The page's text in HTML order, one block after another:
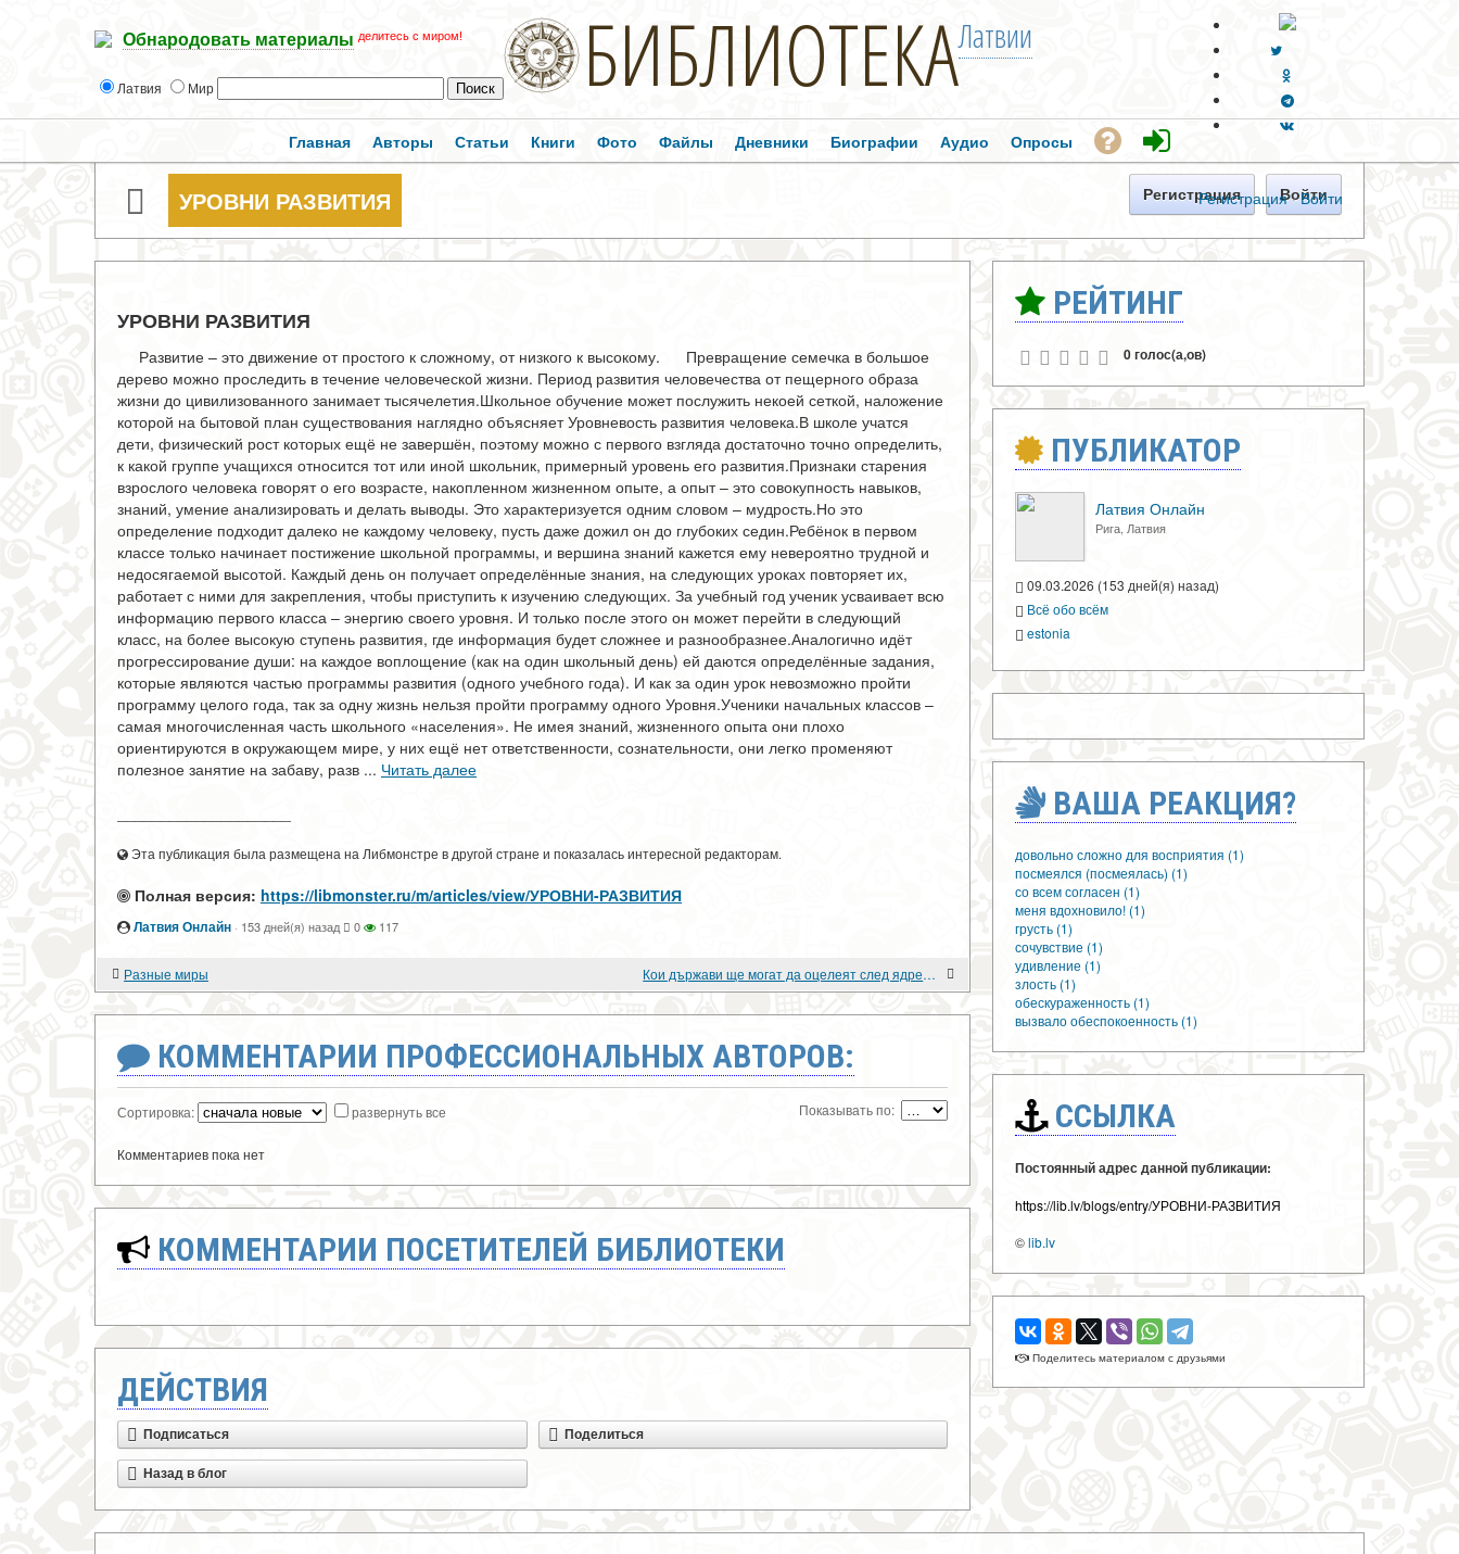
Обнародовать материалы делитесь с миром!
Латвия Мир БИБЛИОТЕКАЛатвии
Регистрация · Войти
Главная Авторы Статьи Книги Фото Файлы Дневники Биографии Аудио Опросы
УРОВНИ РАЗВИТИЯ Регистрация Войти
УРОВНИ РАЗВИТИЯ
Развитие – это движение от простого к сложному, от низкого к высокому. Превращение семечка в большое
дерево можно проследить в течение человеческой жизни. Период развития человечества от пещерного образа
жизни до цивилизованного занимает тысячелетия.Школьное обучение может послужить некоей сеткой, наложение
которой на бытовой план существования наглядно объясняет Уровневость развития человека.В школе учатся
дети, физический рост которых ещё не завершён, поэтому можно с первого взгляда достаточно точно определить,
к какой группе учащихся относится тот или иной школьник, примерный уровень его развития.Признаки старения
взрослого человека говорят о его возрасте, накопленном жизненном опыте, а опыт – это совокупность навыков,
знаний, умение анализировать и делать выводы. Это характеризуется одним словом – мудрость.Но это
определение подходит далеко не каждому человеку, пусть даже дожил он до глубоких седин.Ребёнок в первом
классе только начинает постижение школьной программы, и вершина знаний кажется ему невероятно трудной и
недосягаемой высотой. Каждый день он получает определённые знания, на следующих уроках повторяет их,
работает с ними для закрепления, чтобы приступить к изучению следующих. За учебный год ученик усваивает всю
информацию первого класса – энергию своего уровня. И только после этого он может перейти в следующий
класс, на более высокую ступень развития, где информация будет сложнее и разнообразнее.Аналогично идёт
прогрессирование души: на каждое воплощение (как на один школьный день) ей даются определённые задания,
которые являются частью программы развития (одного учебного года). И как за один урок невозможно пройти
программу целого года, так за одну жизнь нельзя пройти программу одного Уровня.Ученики начальных классов –
самая многочисленная часть школьного «населения». Не имея знаний, жизненного опыта они плохо
ориентируются в окружающем мире, у них ещё нет ответственности, сознательности, они легко променяют
полезное занятие на забаву, разв ... Читать далее
Эта публикация была размещена на Либмонстре в другой стране и показалась интересной редакторам.
Полная версия: https://libmonster.ru/m/articles/view/УРОВНИ-РАЗВИТИЯ
Латвия Онлайн · 153 дней(я) назад 0 117
Разные миры Кои държави ще могат да оцелеят след ядрен конфликт?
КОММЕНТАРИИ ПРОФЕССИОНАЛЬНЫХ АВТОРОВ:
Сортировка: развернуть все Показывать по:
Комментариев пока нет
КОММЕНТАРИИ ПОСЕТИТЕЛЕЙ БИБЛИОТЕКИ
ДЕЙСТВИЯ
Подписаться Поделиться
Назад в блог
РЕЙТИНГ
0 голос(а,ов)
ПУБЛИКАТОР
Латвия Онлайн
Рига, Латвия
09.03.2026 (153 дней(я) назад)
Всё обо всём
estonia
ВАША РЕАКЦИЯ?
довольно сложно для восприятия (1)
посмеялся (посмеялась) (1)
со всем согласен (1)
меня вдохновило! (1)
грусть (1)
сочувствие (1)
удивление (1)
злость (1)
обескураженность (1)
вызвало обеспокоенность (1)
ССЫЛКА
Постоянный адрес данной публикации:
https://lib.lv/blogs/entry/УРОВНИ-РАЗВИТИЯ
©lib.lv
Поделитесь материалом с друзьями